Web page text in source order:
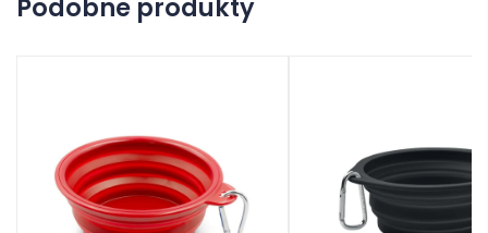
Podobne produkty